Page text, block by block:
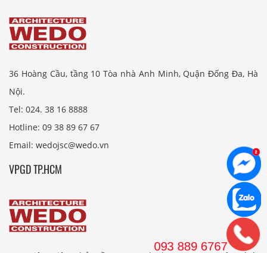
36 Hoàng Cầu, tầng 10 Tòa nhà Anh Minh, Quận Đống Đa, Hà
Nội.
Tel: 024. 38 16 8888
Hotline: 09 38 89 67 67
Email: wedojsc@wedo.vn
VPGD TP.HCM